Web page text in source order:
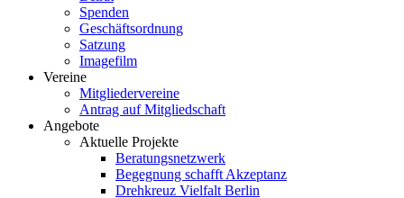
Spenden
Geschäftsordnung
Satzung
Imagefilm
Vereine
Mitgliedervereine
Antrag auf Mitgliedschaft
Angebote
Aktuelle Projekte
Beratungsnetzwerk
Begegnung schafft Akzeptanz
Drehkreuz Vielfalt Berlin